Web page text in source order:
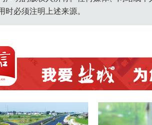
时必须注明上述来源。